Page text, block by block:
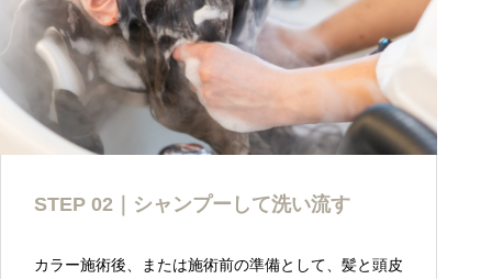
STEP 02｜シャンプーして洗い流す
カラー施術後、または施術前の準備として、髪と頭皮